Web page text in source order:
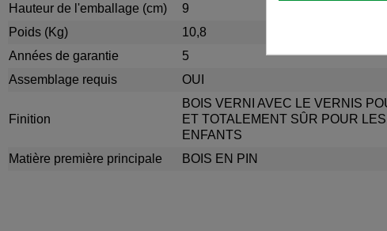
Hauteur de l'emballage (cm)
9
Poids (Kg)
10,8
Années de garantie
5
Assemblage requis
OUI
Finition
BOIS VERNI AVEC LE VERNIS
ET TOTALEMENT SÛR POUR
ENFANTS
Matière première principale
BOIS EN PIN